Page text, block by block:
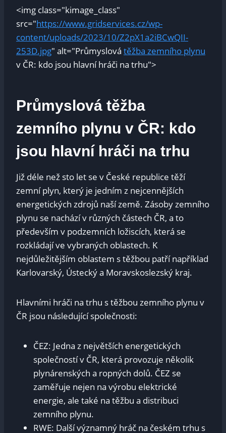
<img class="kimage_class"
src="https://www.gridservices.cz/wp-
content/uploads/2023/10/Z2pX1a2iBCwQII-
253D.jpg" alt="Průmyslová těžba zemního plynu
v ČR: kdo jsou hlavní hráči na trhu">
Průmyslová těžba
zemního plynu v ČR: kdo
jsou hlavní hráči na trhu
Již déle než sto let se v České republice těží
zemní plyn, který je jedním z nejcennějších
energetických zdrojů naší země. Zásoby zemního
plynu se nachází v různých částech ČR, a to
především v podzemních ložiscích, která se
rozkládají ve vybraných oblastech. K
nejdůležitějším oblastem s těžbou patří například
Karlovarský, Ústecký a Moravskoslezský kraj.
Hlavními hráči na trhu s těžbou zemního plynu v
ČR jsou následující společnosti:
ČEZ: Jedna z největších energetických
společností v ČR, která provozuje několik
plynárenských a ropných dolů. ČEZ se
zaměřuje nejen na výrobu elektrické
energie, ale také na těžbu a distribuci
zemního plynu.
RWE: Další významný hráč na českém trhu s